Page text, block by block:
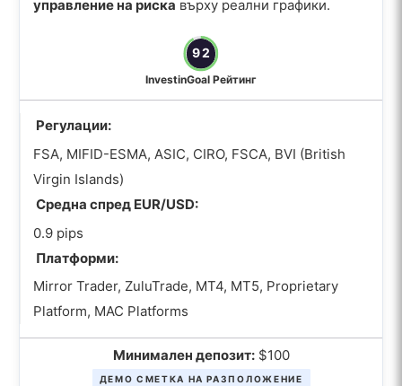
управление на риска върху реални графики.
92
InvestinGoal Рейтинг
Регулации:
FSA, MIFID-ESMA, ASIC, CIRO, FSCA, BVI (British
Virgin Islands)
Средна спред EUR/USD:
0.9 pips
Платформи:
Mirror Trader, ZuluTrade, MT4, MT5, Proprietary
Platform, MAC Platforms
Минимален депозит:$100
ДЕМО СМЕТКА НА РАЗПОЛОЖЕНИЕ